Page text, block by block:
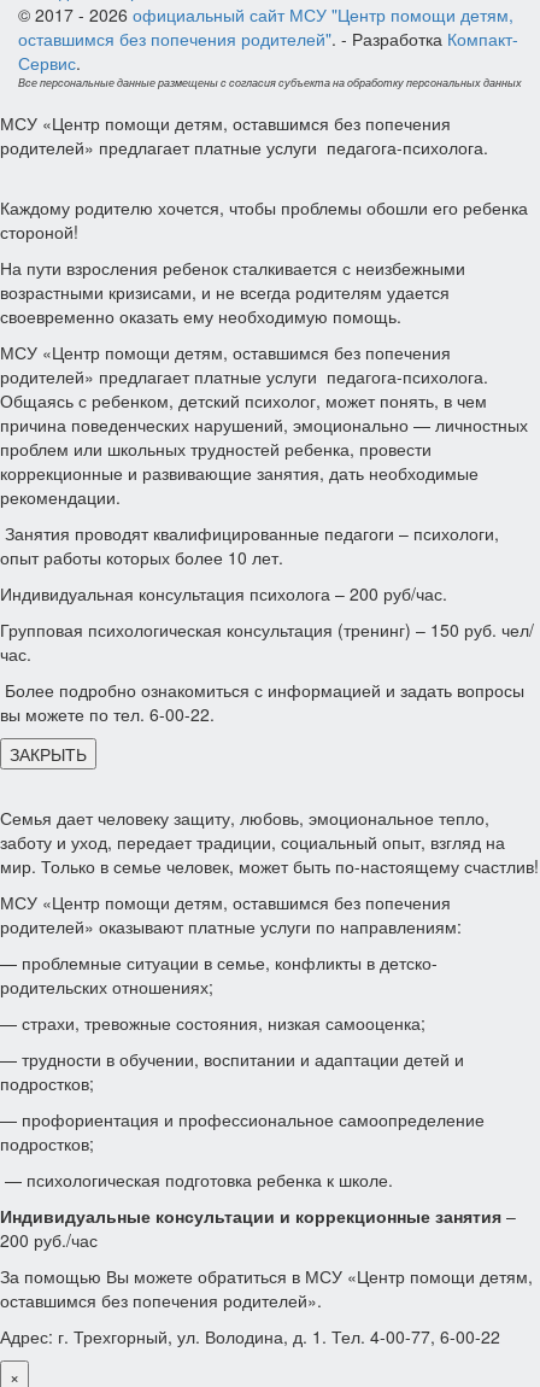
© 2017 - 2026 официальный сайт МСУ "Центр помощи детям,
оставшимся без попечения родителей". - Разработка Компакт-
Сервис.
Все персональные данные размещены с согласия субъекта на обработку персональных данных
МСУ «Центр помощи детям, оставшимся без попечения
родителей» предлагает платные услуги педагога-психолога.
Каждому родителю хочется, чтобы проблемы обошли его ребенка
стороной!
На пути взросления ребенок сталкивается с неизбежными
возрастными кризисами, и не всегда родителям удается
своевременно оказать ему необходимую помощь.
МСУ «Центр помощи детям, оставшимся без попечения
родителей» предлагает платные услуги педагога-психолога.
Общаясь с ребенком, детский психолог, может понять, в чем
причина поведенческих нарушений, эмоционально — личностных
проблем или школьных трудностей ребенка, провести
коррекционные и развивающие занятия, дать необходимые
рекомендации.
Занятия проводят квалифицированные педагоги – психологи,
опыт работы которых более 10 лет.
Индивидуальная консультация психолога – 200 руб/час.
Групповая психологическая консультация (тренинг) – 150 руб. чел/
час.
Более подробно ознакомиться с информацией и задать вопросы
вы можете по тел. 6-00-22.
ЗАКРЫТЬ
Семья дает человеку защиту, любовь, эмоциональное тепло,
заботу и уход, передает традиции, социальный опыт, взгляд на
мир. Только в семье человек, может быть по-настоящему счастлив!
МСУ «Центр помощи детям, оставшимся без попечения
родителей» оказывают платные услуги по направлениям:
— проблемные ситуации в семье, конфликты в детско-
родительских отношениях;
— страхи, тревожные состояния, низкая самооценка;
— трудности в обучении, воспитании и адаптации детей и
подростков;
— профориентация и профессиональное самоопределение
подростков;
— психологическая подготовка ребенка к школе.
Индивидуальные консультации и коррекционные занятия –
200 руб./час
За помощью Вы можете обратиться в МСУ «Центр помощи детям,
оставшимся без попечения родителей».
Адрес: г. Трехгорный, ул. Володина, д. 1. Тел. 4-00-77, 6-00-22
×